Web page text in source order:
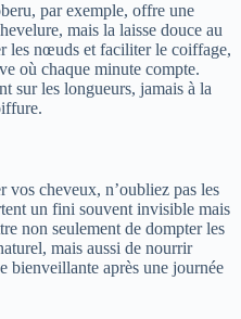
par exemple, offre une
mais la laisse douce au
les nœuds et faciliter le coiffage,
où chaque minute compte.
sur les longueurs, jamais à la
cheveux, n’oubliez pas les
un fini souvent invisible mais
non seulement de dompter les
mais aussi de nourrir
bienveillante après une journée